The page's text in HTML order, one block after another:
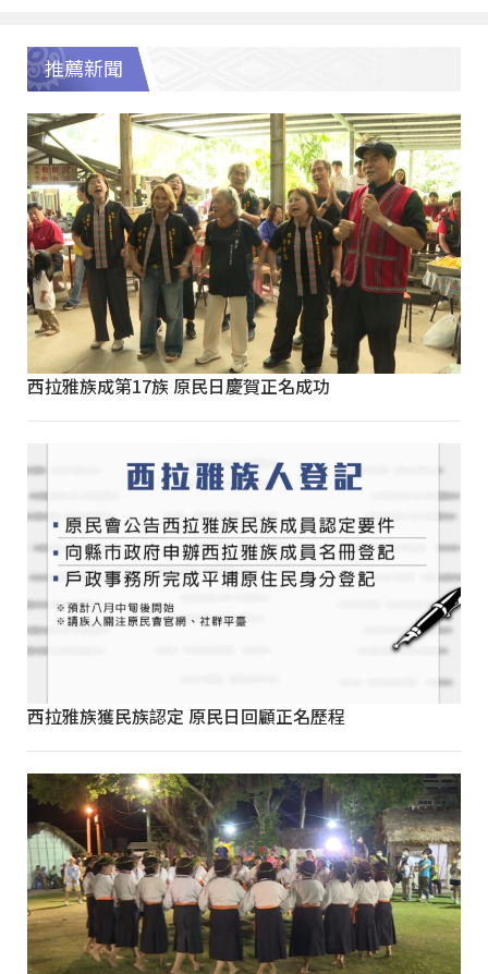
推薦新聞
西拉雅族成第17族 原民日慶賀正名成功
西拉雅族獲民族認定 原民日回顧正名歷程